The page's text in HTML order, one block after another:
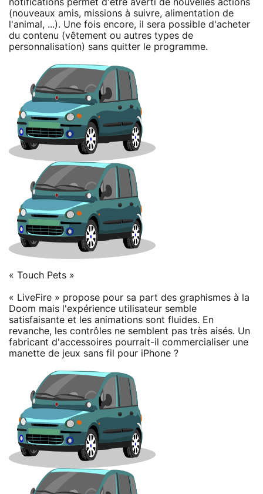
notifications permet d'être averti de nouvelles actions
(nouveaux amis, missions à suivre, alimentation de
l'animal, ...). Une fois encore, il sera possible d'acheter
du contenu (vêtement ou autres types de
personnalisation) sans quitter le programme.
« Touch Pets »
« LiveFire » propose pour sa part des graphismes à la
Doom mais l'expérience utilisateur semble
satisfaisante et les animations sont fluides. En
revanche, les contrôles ne semblent pas très aisés. Un
fabricant d'accessoires pourrait-il commercialiser une
manette de jeux sans fil pour iPhone ?